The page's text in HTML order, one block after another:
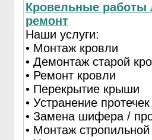
Кровельные
ремонт
Наши услуги:
• Монтаж кровли
• Демонтаж старой
• Ремонт кровли
• Перекрытие крыши
• Устранение протечек
• Замена шифера /
• Монтаж